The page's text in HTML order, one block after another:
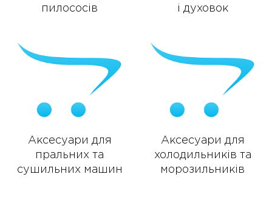
пилососів
і духовок
Аксесуари для
пральних та
сушильних машин
Аксесуари для
холодильників та
морозильників